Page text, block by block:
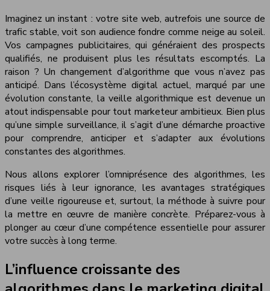
Imaginez un instant : votre site web, autrefois une source de
trafic stable, voit son audience fondre comme neige au soleil.
Vos campagnes publicitaires, qui généraient des prospects
qualifiés, ne produisent plus les résultats escomptés. La
raison ? Un changement d’algorithme que vous n’avez pas
anticipé. Dans l’écosystème digital actuel, marqué par une
évolution constante, la veille algorithmique est devenue un
atout indispensable pour tout marketeur ambitieux. Bien plus
qu’une simple surveillance, il s’agit d’une démarche proactive
pour comprendre, anticiper et s’adapter aux évolutions
constantes des algorithmes.
Nous allons explorer l’omniprésence des algorithmes, les
risques liés à leur ignorance, les avantages stratégiques
d’une veille rigoureuse et, surtout, la méthode à suivre pour
la mettre en œuvre de manière concrète. Préparez-vous à
plonger au cœur d’une compétence essentielle pour assurer
votre succès à long terme.
L’influence croissante des